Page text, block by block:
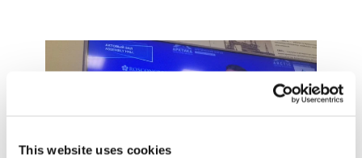
This website uses cookies